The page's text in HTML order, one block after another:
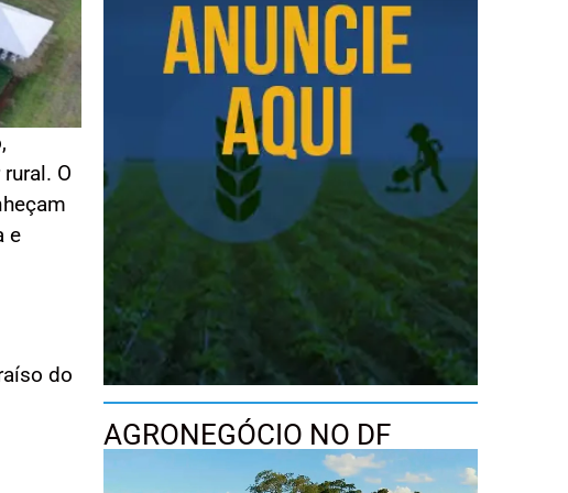
O
e
do
AGRONEGÓCIO NO DF